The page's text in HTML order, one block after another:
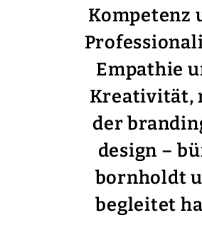
Kompetenz
Empathie
Kreativität,
der
design –
bornholdt
begleitet